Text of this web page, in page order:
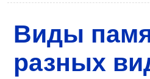
Виды
разных